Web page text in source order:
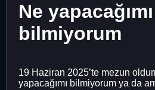
Ne yapacağımı
bilmiyorum
19 Haziran 2025’te mezun
yapacağımı bilmiyorum ya da